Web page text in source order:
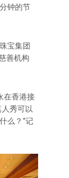
钟的节
宝集团
善机构
在香港接
秀可以
么？”记